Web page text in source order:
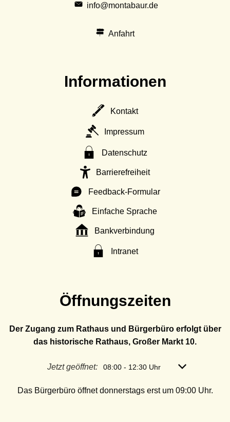
info@montabaur.de
Anfahrt
Informationen
Kontakt
Impressum
Datenschutz
Barrierefreiheit
Feedback-Formular
Einfache Sprache
Bankverbindung
Intranet
Öffnungszeiten
Der Zugang zum Rathaus und Bürgerbüro erfolgt über
das historische Rathaus, Großer Markt 10.
Klicken, um weitere Öffnungs- oder Schließzeiten
Jetzt geöffnet: 08:00- 12:30Uhr Von 08:00 bis
Das Bürgerbüro öffnet donnerstags erst um 09:00 Uhr.